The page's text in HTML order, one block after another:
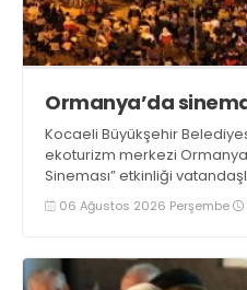
Ormanya’da
Kocaeli Büyükşehir
ekoturizm merkezi
Sineması” etkinliği
06 Ağustos 2026 Perşembe